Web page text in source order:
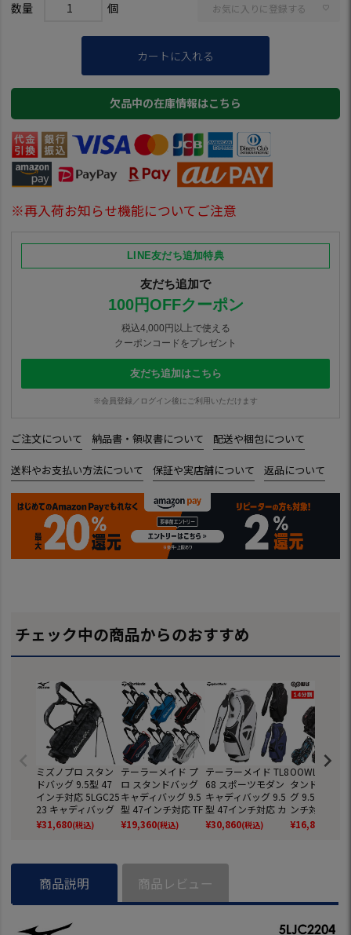
お気に入りに登録する
カートに入れる
欠品中の在庫情報はこちら
※再入荷お知らせ機能についてご注意
LINE友だち追加特典
友だち追加で
100円OFFクーポン
税込4,000円以上で使える
クーポンコードをプレゼント
友だち追加はこちら
※会員登録／ログイン後にご利用いただけます
ご注文について 納品書・領収書について 配送や梱包について
送料やお支払い方法について 保証や実店舗について 返品について
チェック中の商品からのおすすめ
ミズノプロ スタン
ドバッグ 9.5型 47
インチ対応 5LGC25
23 キャディバッグ
2025年モデル ゴル
フ mizuno 日本正
¥31,680(税込)
テーラーメイド プ
ロ スタンドバッグ
キャディバッグ 9.5
型 47インチ対応 TF
531 2024年モデル
TaylorMade 日本正
¥19,360(税込)
テーラーメイド TL8
68 スポーツモダン
キャディバッグ 9.5
型 47インチ対応 カ
ートタイプ TaylorM
ade 2026年モデル
¥30,860(税込)
OOWLS 14分
タンドキャデ
グ 9.5型 軽量
ンチ対応
SB 【
ジナル商品】
¥16,800
商品説明 商品レビュー